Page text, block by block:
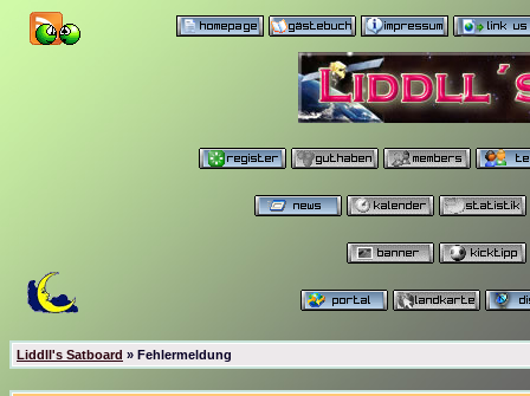
Liddll's Satboard » Fehlermeldung